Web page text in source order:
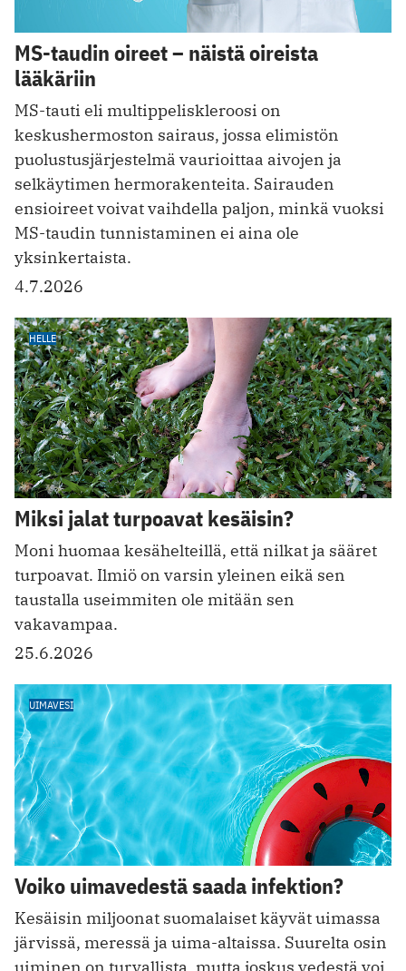
MS-taudin oireet – näistä oireista
lääkäriin
MS-tauti eli multippeliskleroosi on
keskushermoston sairaus, jossa elimistön
puolustusjärjestelmä vaurioittaa aivojen ja
selkäytimen hermorakenteita. Sairauden
ensioireet voivat vaihdella paljon, minkä vuoksi
MS-taudin tunnistaminen ei aina ole
yksinkertaista.
4.7.2026
HELLE
Miksi jalat turpoavat kesäisin?
Moni huomaa kesähelteillä, että nilkat ja sääret
turpoavat. Ilmiö on varsin yleinen eikä sen
taustalla useimmiten ole mitään sen
vakavampaa.
25.6.2026
UIMAVESI
Voiko uimavedestä saada infektion?
Kesäisin miljoonat suomalaiset käyvät uimassa
järvissä, meressä ja uima-altaissa. Suurelta osin
uiminen on turvallista, mutta joskus vedestä voi